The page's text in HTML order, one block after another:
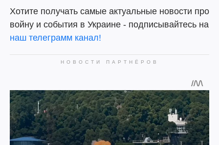
Хотите получать самые актуальные новости про
войну и события в Украине - подписывайтесь на
наш телеграмм канал!